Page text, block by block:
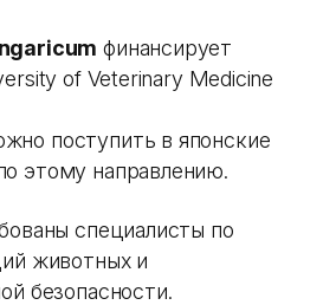
финансирует
of Veterinary Medicine
поступить в японские
этому направлению.
специалисты по
животных и
безопасности.